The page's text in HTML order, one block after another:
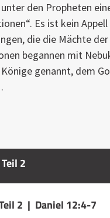
den Propheten
Es ist kein
die die Mächte
begannen mit
genannt, dem
2
2 | Daniel 12:4-7